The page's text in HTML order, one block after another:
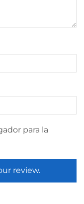
para la
review.